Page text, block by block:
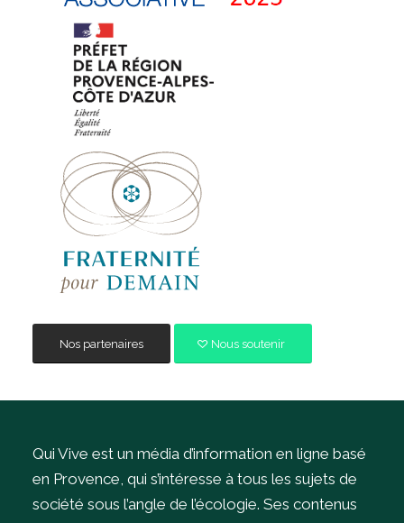
Nos partenaires Nous soutenir
Qui Vive est un média d’information en ligne basé
en Provence, qui s’intéresse à tous les sujets de
société sous l’angle de l’écologie. Ses contenus